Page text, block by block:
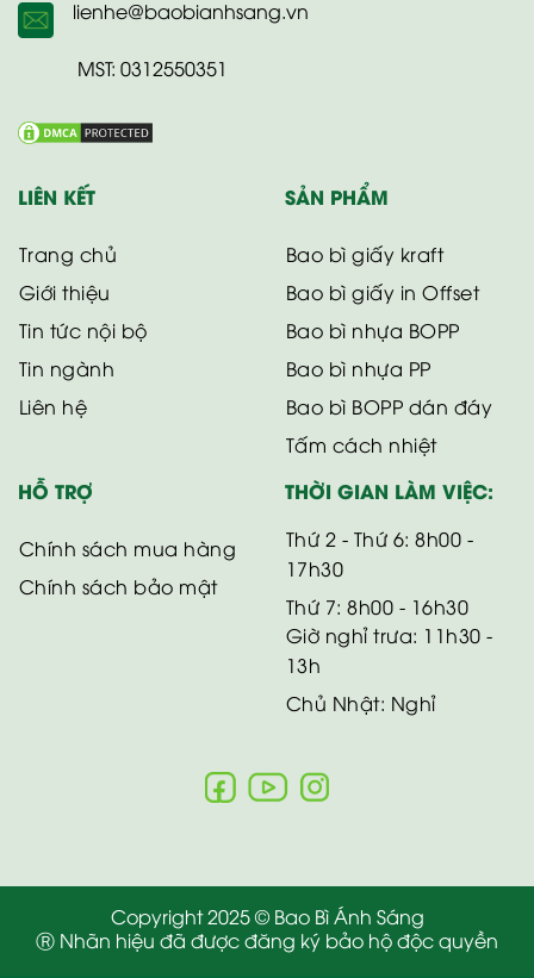
lienhe@baobianhsang.vn
MST: 0312550351
LIÊN KẾT
Trang chủ
Giới thiệu
Tin tức nội bộ
Tin ngành
Liên hệ
SẢN PHẨM
Bao bì giấy kraft
Bao bì giấy in Offset
Bao bì nhựa BOPP
Bao bì nhựa PP
Bao bì BOPP dán đáy
Tấm cách nhiệt
HỖ TRỢ
Chính sách mua hàng
Chính sách bảo mật
THỜI GIAN LÀM VIỆC:
Thứ 2 - Thứ 6: 8h00 -
17h30
Thứ 7: 8h00 - 16h30
Giờ nghỉ trưa: 11h30 -
13h
Chủ Nhật: Nghỉ
Copyright 2025 © Bao Bì Ánh Sáng
Ⓡ Nhãn hiệu đã được đăng ký bảo hộ độc quyền